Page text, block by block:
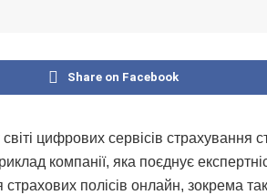
Share on Facebook
цифрових сервісів
компанії, яка поєднує
полісів онлайн, зокрема